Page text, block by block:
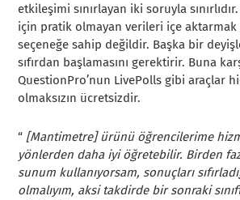
etkileşimi sınırlayan iki soruyla
için pratik olmayan verileri içe
seçeneğe sahip değildir. Başka bir
sıfırdan başlamasını gerektirir. Buna
QuestionPro’nun LivePolls gibi araçlar
olmaksızın ücretsizdir.
“ [Mantimetre] ürünü öğrencilerime
yönlerden daha iyi öğretebilir. Birden
sunum kullanıyorsam, sonuçları
olmalıyım, aksi takdirde bir sonraki